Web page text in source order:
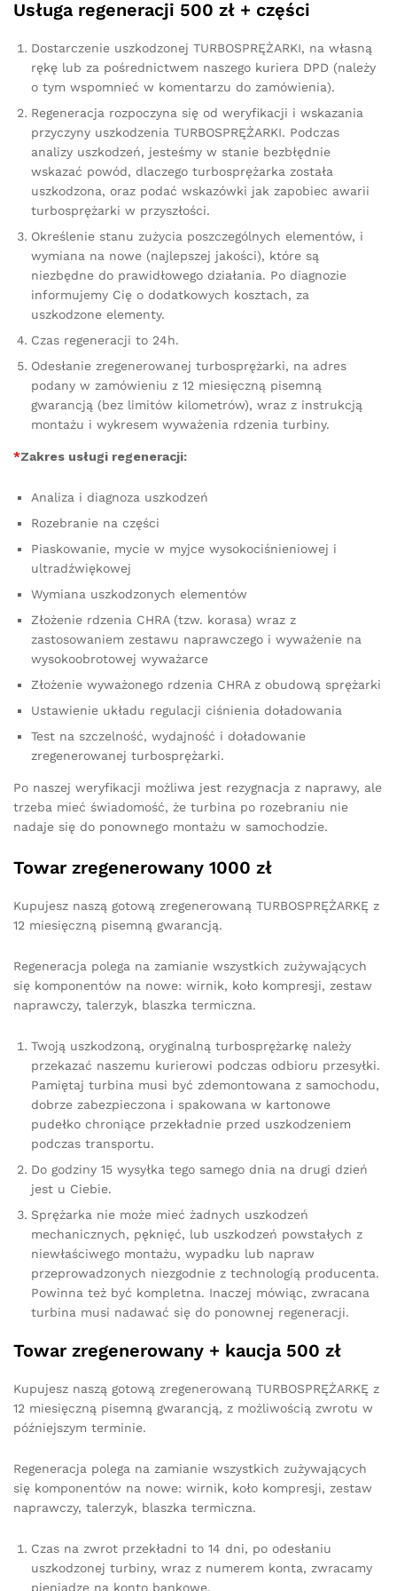
Usługa regeneracji 500 zł + części
Dostarczenie uszkodzonej TURBOSPRĘŻARKI, na własną
rękę lub za pośrednictwem naszego kuriera DPD (należy
o tym wspomnieć w komentarzu do zamówienia).
Regeneracja rozpoczyna się od weryfikacji i wskazania
przyczyny uszkodzenia TURBOSPRĘŻARKI. Podczas
analizy uszkodzeń, jesteśmy w stanie bezbłędnie
wskazać powód, dlaczego turbosprężarka została
uszkodzona, oraz podać wskazówki jak zapobiec awarii
turbosprężarki w przyszłości.
Określenie stanu zużycia poszczególnych elementów, i
wymiana na nowe (najlepszej jakości), które są
niezbędne do prawidłowego działania. Po diagnozie
informujemy Cię o dodatkowych kosztach, za
uszkodzone elementy.
Czas regeneracji to 24h.
Odesłanie zregenerowanej turbosprężarki, na adres
podany w zamówieniu z 12 miesięczną pisemną
gwarancją (bez limitów kilometrów), wraz z instrukcją
montażu i wykresem wyważenia rdzenia turbiny.
*Zakres usługi regeneracji:
Analiza i diagnoza uszkodzeń
Rozebranie na części
Piaskowanie, mycie w myjce wysokociśnieniowej i
ultradźwiękowej
Wymiana uszkodzonych elementów
Złożenie rdzenia CHRA (tzw. korasa) wraz z
zastosowaniem zestawu naprawczego i wyważenie na
wysokoobrotowej wyważarce
Złożenie wyważonego rdzenia CHRA z obudową sprężarki
Ustawienie układu regulacji ciśnienia doładowania
Test na szczelność, wydajność i doładowanie
zregenerowanej turbosprężarki.
Po naszej weryfikacji możliwa jest rezygnacja z naprawy, ale
trzeba mieć świadomość, że turbina po rozebraniu nie
nadaje się do ponownego montażu w samochodzie.
Towar zregenerowany 1000 zł
Kupujesz naszą gotową zregenerowaną TURBOSPRĘŻARKĘ z
12 miesięczną pisemną gwarancją.
Regeneracja polega na zamianie wszystkich zużywających
się komponentów na nowe: wirnik, koło kompresji, zestaw
naprawczy, talerzyk, blaszka termiczna.
Twoją uszkodzoną, oryginalną turbosprężarkę należy
przekazać naszemu kurierowi podczas odbioru przesyłki.
Pamiętaj turbina musi być zdemontowana z samochodu,
dobrze zabezpieczona i spakowana w kartonowe
pudełko chroniące przekładnie przed uszkodzeniem
podczas transportu.
Do godziny 15 wysyłka tego samego dnia na drugi dzień
jest u Ciebie.
Sprężarka nie może mieć żadnych uszkodzeń
mechanicznych, pęknięć, lub uszkodzeń powstałych z
niewłaściwego montażu, wypadku lub napraw
przeprowadzonych niezgodnie z technologią producenta.
Powinna też być kompletna. Inaczej mówiąc, zwracana
turbina musi nadawać się do ponownej regeneracji.
Towar zregenerowany + kaucja 500 zł
Kupujesz naszą gotową zregenerowaną TURBOSPRĘŻARKĘ z
12 miesięczną pisemną gwarancją, z możliwością zwrotu w
późniejszym terminie.
Regeneracja polega na zamianie wszystkich zużywających
się komponentów na nowe: wirnik, koło kompresji, zestaw
naprawczy, talerzyk, blaszka termiczna.
Czas na zwrot przekładni to 14 dni, po odesłaniu
uszkodzonej turbiny, wraz z numerem konta, zwracamy
pieniądze na konto bankowe.